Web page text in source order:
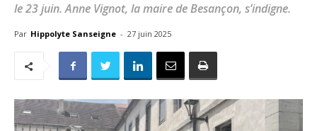
le 23 juin. Anne Vignot, la maire de Besançon, s’indigne.
Par Hippolyte Sanseigne - 27 juin 2025